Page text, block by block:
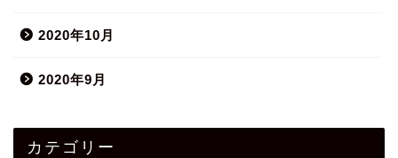
2020年10月
2020年9月
カテゴリー